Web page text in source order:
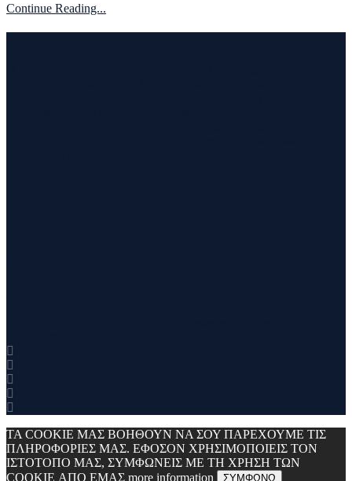
Continue Reading...
ΤΑ COOKIE ΜΑΣ ΒΟΗΘΟΥΝ ΝΑ ΣΟΥ ΠΑΡΕΧΟΥΜΕ ΤΙΣ
ΠΛΗΡΟΦΟΡΙΕΣ ΜΑΣ. ΕΦΟΣΟΝ ΧΡΗΣΙΜΟΠΟΙΕΙΣ ΤΟΝ
ΙΣΤΟΤΟΠΟ ΜΑΣ, ΣΥΜΦΩΝΕΙΣ ΜΕ ΤΗ ΧΡΗΣΗ ΤΩΝ
COOKIE ΑΠΟ ΕΜΑΣ more information ΣΥΜΦΩΝΩ